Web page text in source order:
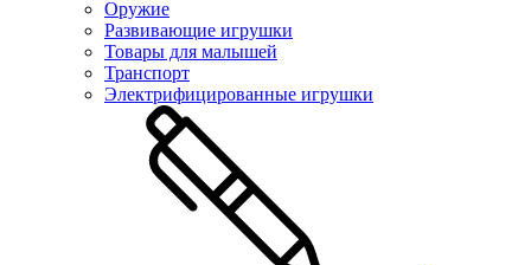
Оружие
Развивающие игрушки
Товары для малышей
Транспорт
Электрифицированные игрушки